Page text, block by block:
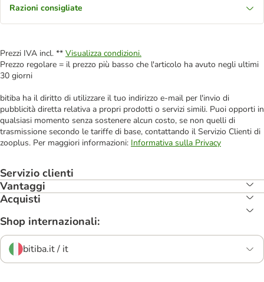
Razioni consigliate
Prezzi IVA incl. ** Visualizza condizioni.
Prezzo regolare = il prezzo più basso che l'articolo ha avuto negli ultimi
30 giorni
bitiba ha il diritto di utilizzare il tuo indirizzo e-mail per l'invio di
pubblicità diretta relativa a propri prodotti o servizi simili. Puoi opporti in
qualsiasi momento senza sostenere alcun costo, se non quelli di
trasmissione secondo le tariffe di base, contattando il Servizio Clienti di
zooplus. Per maggiori informazioni: Informativa sulla Privacy
Servizio clienti
Vantaggi
Acquisti
Shop internazionali:
bitiba.it / it